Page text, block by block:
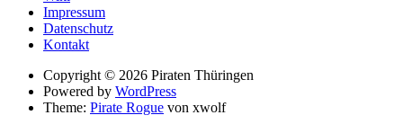
Impressum
Datenschutz
Kontakt
Suche
Copyright © 2026 Piraten Thüringen
Powered by WordPress
Theme: Pirate Rogue von xwolf